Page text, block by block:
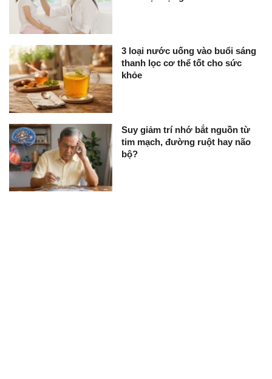
3 loại nước uống vào buổi sáng
thanh lọc cơ thể tốt cho sức
khỏe
Suy giảm trí nhớ bắt nguồn từ
tim mạch, đường ruột hay não
bộ?